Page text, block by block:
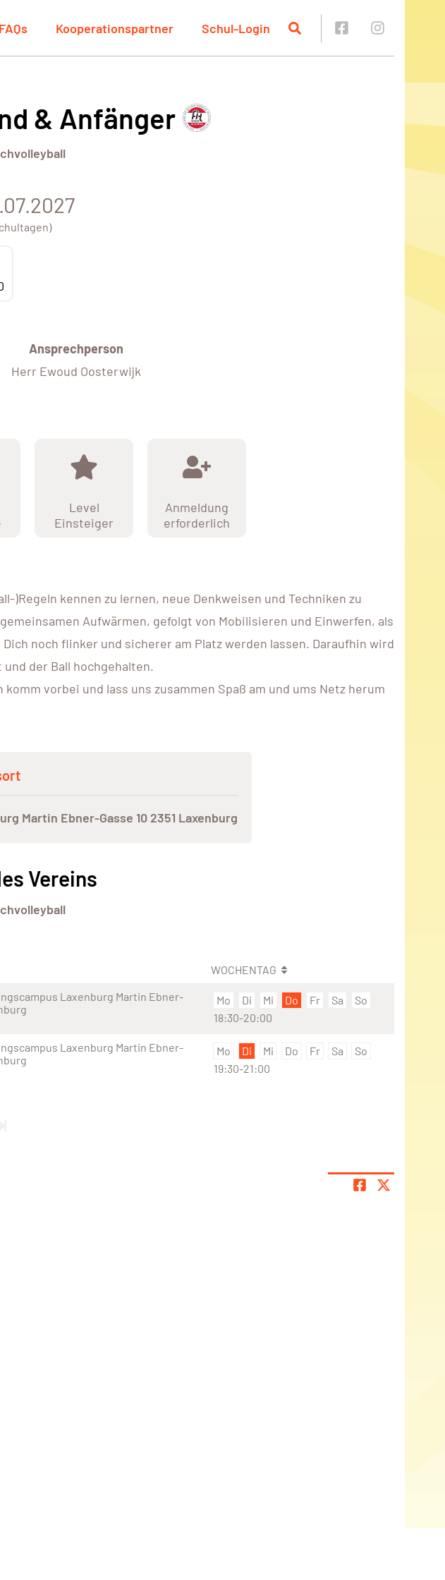
FAQs Kooperationspartner Schul-Login
& Anfänger
Ansprechperson
Herr Ewoud Oosterwijk
Level
Einsteiger
Anmeldung
erforderlich
)Regeln kennen zu lernen, neue Denkweisen und Techniken zu
Aufwärmen, gefolgt von Mobilisieren und Einwerfen, als
noch flinker und sicherer am Platz werden lassen. Daraufhin wird
der Ball hochgehalten.
vorbei und lass uns zusammen Spaß am und ums Netz herum
Martin Ebner-Gasse 10 2351 Laxenburg
Vereins
WOCHENTAG
Laxenburg Martin Ebner-
Mo Di Mi Do Fr Sa
So
18:30-20:00
Laxenburg Martin Ebner-
Mo Di Mi Do Fr Sa
So
19:30-21:00